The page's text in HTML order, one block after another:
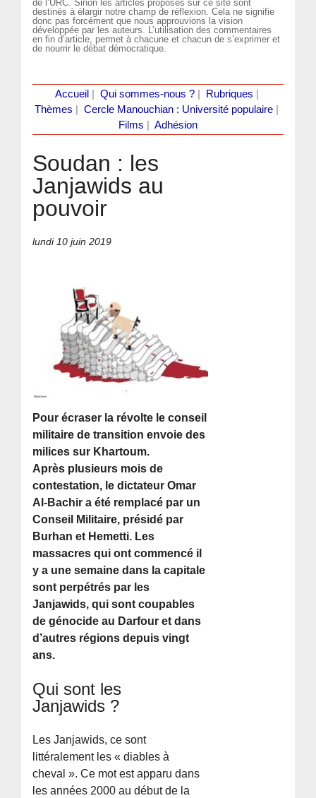
de l’URC. Sinon les articles proposés sur ce site sont
destinés à élargir notre champ de réflexion. Cela ne signifie
donc pas forcément que nous approuvions la vision
développée par les auteurs. L’utilisation des commentaires
en fin d’article, permet à chacune et chacun de s’exprimer et
de nourrir le débat démocratique.
Accueil Qui sommes-nous ?| Rubriques
Thèmes
Cercle Manouchian : Université populaire
Films
Adhésion
Soudan : les
Janjawids au
pouvoir
lundi 10 juin 2019
Pour écraser la révolte le conseil
militaire de transition envoie des
milices sur Khartoum.
Après plusieurs mois de
contestation, le dictateur Omar
Al-Bachir a été remplacé par un
Conseil Militaire, présidé par
Burhan et Hemetti. Les
massacres qui ont commencé il
y a une semaine dans la capitale
sont perpétrés par les
Janjawids, qui sont coupables
de génocide au Darfour et dans
d’autres régions depuis vingt
ans.
Qui sont les
Janjawids ?
Les Janjawids, ce sont
littéralement les « diables à
cheval ». Ce mot est apparu dans
les années 2000 au début de la